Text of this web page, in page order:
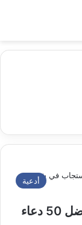
أدعية
أدعية شهر شعبان مكتوبة 2026.. أفضل 50 دعاء